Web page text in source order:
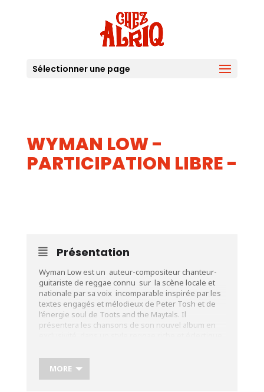
Sélectionner une page
WYMAN LOW -
PARTICIPATION LIBRE -
Présentation
Wyman Low est un auteur-compositeur chanteur-
guitariste de reggae connu sur la scène locale et
nationale par sa voix incomparable inspirée par les
textes engagés et mélodieux de Peter Tosh et de
l’énergie soul de Toots and the Maytals. Il
présentera les chansons de son nouvel album en
musique africaine ou de hip hop.
Un message d’unité simple et authentique invitant à
MORE